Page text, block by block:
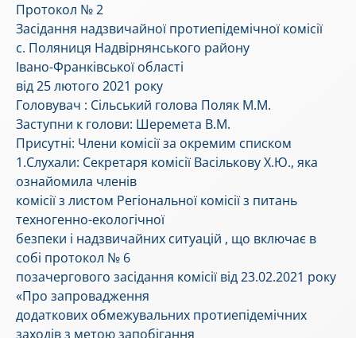
Протокол № 2
Засідання надзвичайної протиепідемічної комісії
с. Поляниця Надвірнянського району
Івано-Франківської області
від 25 лютого 2021 року
Головувач : Сільський голова Поляк М.М.
Заступни к голови: Шеремета В.М.
Присутні: Члени комісії за окремим списком
1.Слухали: Секретаря комісії Васількову Х.Ю., яка
ознайомила членів
комісії з листом Регіональної комісії з питань
техногенно-екологічної
безпеки і надзвичайних ситуацій , що включає в
собі протокол № 6
позачергового засідання комісії від 23.02.2021 року
«Про запровадження
додаткових обмежувальних протиепідемічних
заходів з метою запобігання